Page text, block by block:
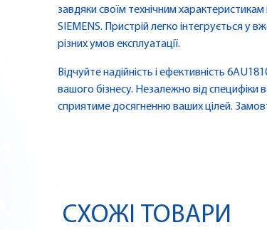
завдяки своїм технічним характеристикам
SIEMENS. Пристрій легко інтегрується у
різних умов експлуатації.
Відчуйте надійність і ефективність
вашого бізнесу. Незалежно від специфіки
сприятиме досягненню ваших цілей.
СХОЖІ ТОВАРИ